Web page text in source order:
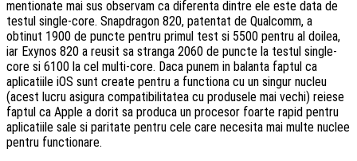
mentionate mai sus observam ca diferenta dintre ele este data de
testul single-core. Snapdragon 820, patentat de Qualcomm, a
obtinut 1900 de puncte pentru primul test si 5500 pentru al doilea,
iar Exynos 820 a reusit sa stranga 2060 de puncte la testul single-
core si 6100 la cel multi-core. Daca punem in balanta faptul ca
aplicatiile iOS sunt create pentru a functiona cu un singur nucleu
(acest lucru asigura compatibilitatea cu produsele mai vechi) reiese
faptul ca Apple a dorit sa produca un procesor foarte rapid pentru
aplicatiile sale si paritate pentru cele care necesita mai multe nuclee
pentru functionare.